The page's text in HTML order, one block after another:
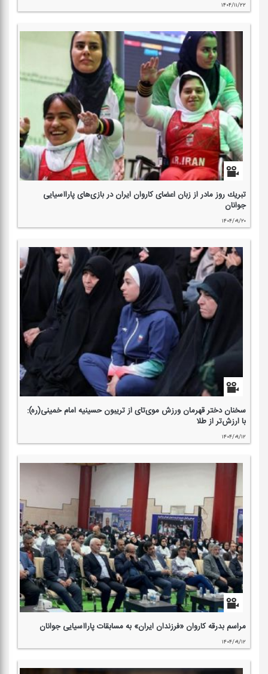
۱۴۰۴/۱۱/۲۲
تبریك روز مادر از زبان اعضای كاروان ایران در بازی‌های پاراآسیایی
جوانان
۱۴۰۴/۰۹/۲۰
سخنان دختر قهرمان ورزش موی‌تای از تریبون حسینیه امام خمینی(ره):
با ارزش‌تر از طلا
۱۴۰۴/۰۹/۱۲
مراسم بدرقه كاروان «فرزندان ایران» به مسابقات پاراآسیایی جوانان
۱۴۰۴/۰۹/۱۲